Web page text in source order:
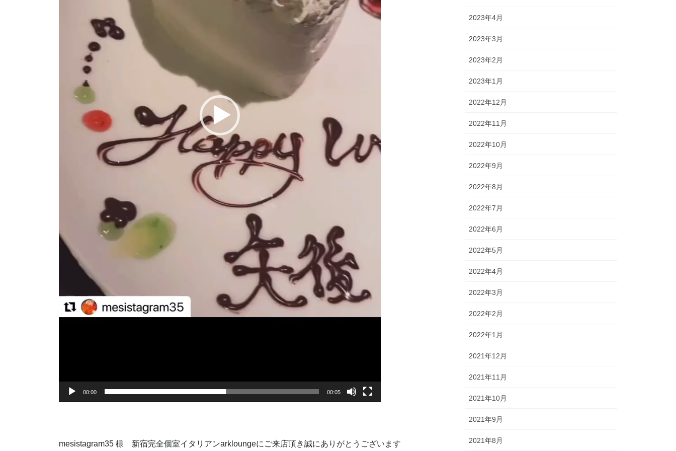
00:00 00:05
mesistagram35 様 新宿完全個室イタリアンarkloungeにご来店頂き誠にありがとうございます
2023年4月
2023年3月
2023年2月
2023年1月
2022年12月
2022年11月
2022年10月
2022年9月
2022年8月
2022年7月
2022年6月
2022年5月
2022年4月
2022年3月
2022年2月
2022年1月
2021年12月
2021年11月
2021年10月
2021年9月
2021年8月